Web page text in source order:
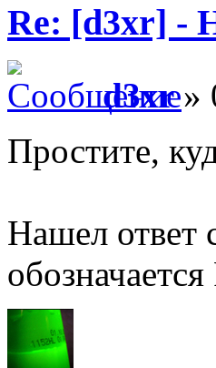
Re: [d3xr] -
d3xr»
Простите,
Нашел ответ